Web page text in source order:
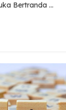
Bertranda ...